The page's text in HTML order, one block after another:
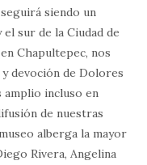
siendo un
sur de la Ciudad de
Chapultepec, nos
devoción de Dolores
amplio incluso en
de nuestras
alberga la mayor
Rivera, Angelina